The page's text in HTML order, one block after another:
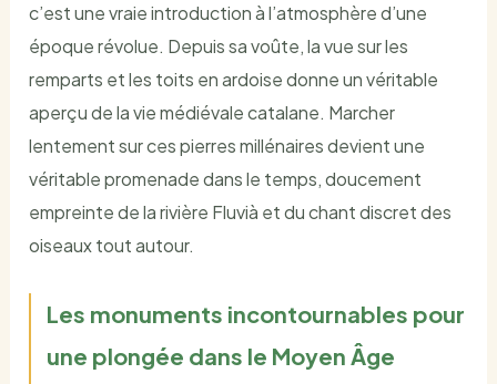
c’est une vraie introduction à l’atmosphère d’une
époque révolue. Depuis sa voûte, la vue sur les
remparts et les toits en ardoise donne un véritable
aperçu de la vie médiévale catalane. Marcher
lentement sur ces pierres millénaires devient une
véritable promenade dans le temps, doucement
empreinte de la rivière Fluvià et du chant discret des
oiseaux tout autour.
Les monuments incontournables pour
une plongée dans le Moyen Âge